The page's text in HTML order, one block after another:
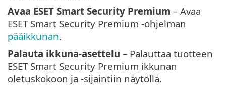
Avaa ESET Smart Security Premium – Avaa
ESET Smart Security Premium -ohjelman
pääikkunan.
Palauta ikkuna-asettelu – Palauttaa tuotteen
ESET Smart Security Premium ikkunan
oletuskokoon ja -sijaintiin näytöllä.